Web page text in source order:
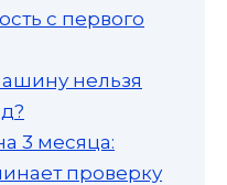
с первого
нельзя
3 месяца:
проверку